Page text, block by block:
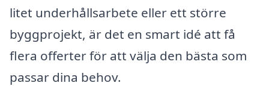
litet underhållsarbete eller ett större
byggprojekt, är det en smart idé att få
flera offerter för att välja den bästa som
passar dina behov.